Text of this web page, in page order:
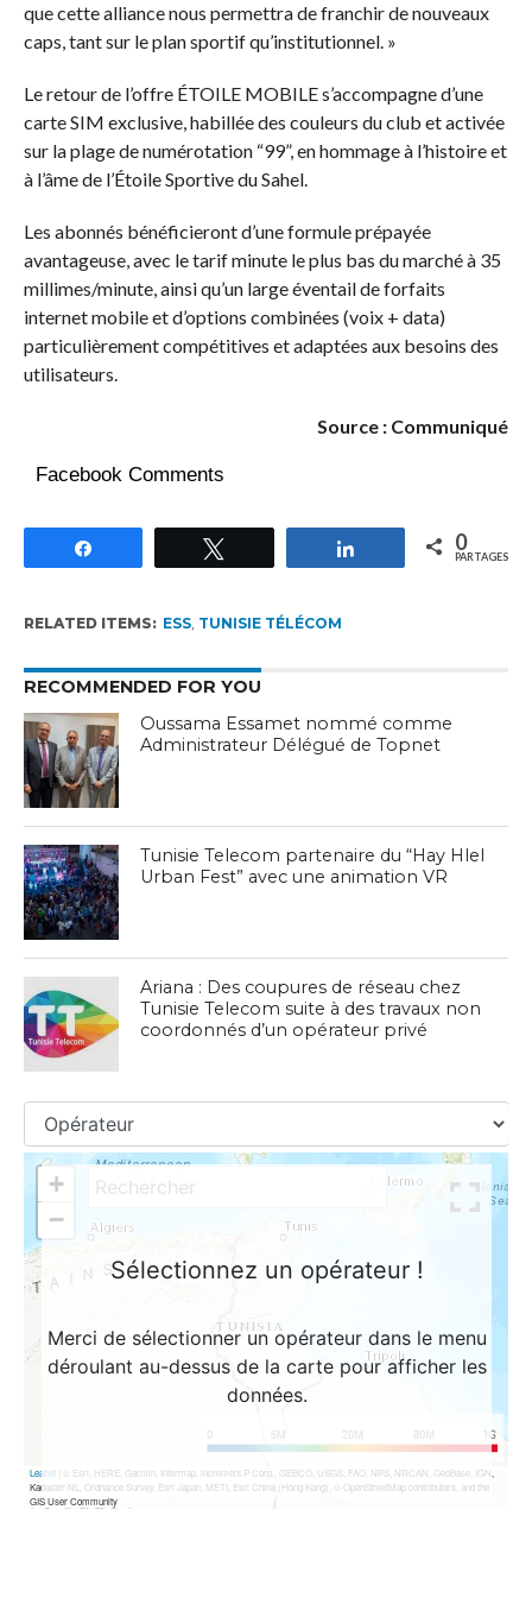
que cette alliance nous permettra de franchir de nouveaux
caps, tant sur le plan sportif qu’institutionnel. »
Le retour de l’offre ÉTOILE MOBILE s’accompagne d’une
carte SIM exclusive, habillée des couleurs du club et activée
sur la plage de numérotation “99”, en hommage à l’histoire et
à l’âme de l’Étoile Sportive du Sahel.
Les abonnés bénéficieront d’une formule prépayée
avantageuse, avec le tarif minute le plus bas du marché à 35
millimes/minute, ainsi qu’un large éventail de forfaits
internet mobile et d’options combinées (voix + data)
particulièrement compétitives et adaptées aux besoins des
utilisateurs.
Source : Communiqué
Facebook Comments
Partagez 0
PARTAGES
RELATED ITEMS: ESS, TUNISIE TÉLÉCOM
RECOMMENDED FOR YOU
Oussama Essamet nommé comme
Administrateur Délégué de Topnet
Tunisie Telecom partenaire du “Hay Hlel
Urban Fest” avec une animation VR
Ariana : Des coupures de réseau chez
Tunisie Telecom suite à des travaux non
coordonnés d’un opérateur privé